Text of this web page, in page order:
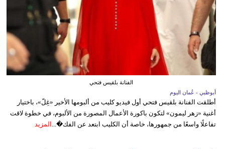
الفنانة بلقيس فتحي
أبوظبي - عُمان اليوم
أطلقت الفنانة بلقيس فتحي أول فيديو كليب من ألبومها الأخير «غِلّ»، باختيار
أغنية «زهر ليمون» لتكون باكورة الأعمال المصورة من الألبوم، في خطوة لاقت
تفاعلًا واسعًا من جمهورها، خاصة أن الكليب ابتعد عن الفك�...
المزيد